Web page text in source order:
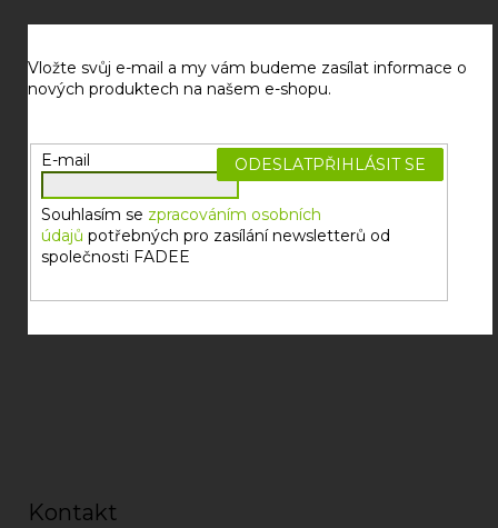
Vložte svůj e-mail a my vám budeme zasílat informace o
nových produktech na našem e-shopu.
E-mail
Souhlasím se zpracováním osobních
údajů potřebných pro zasílání newsletterů od
společnosti FADEE
PŘIHLÁSIT SE
Kontakt